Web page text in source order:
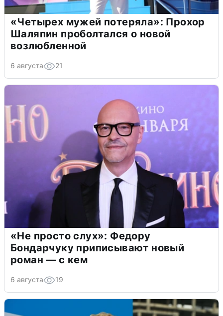
«Четырех мужей потеряла»: Прохор
Шаляпин проболтался о новой
возлюбленной
6 августа 21
«Не просто слух»: Федору
Бондарчуку приписывают новый
роман — с кем
6 августа 19